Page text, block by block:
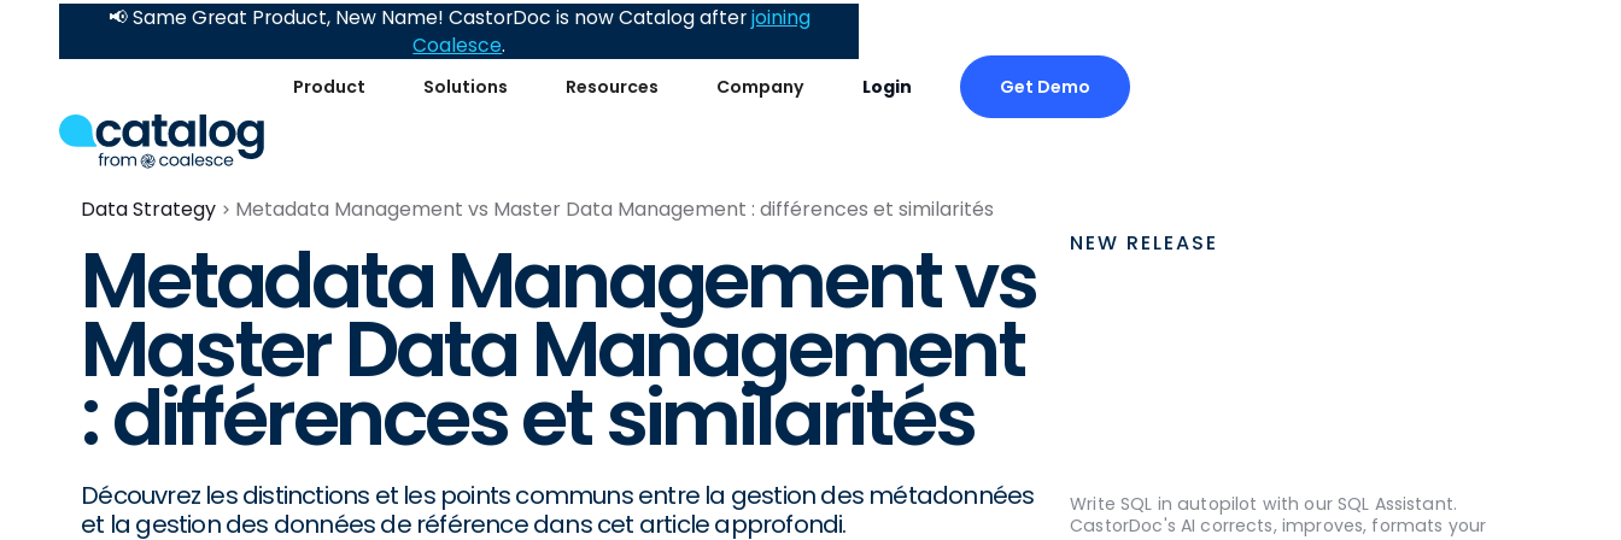
Product Solutions Resources Company Login Get Demo
📢 Same Great Product, New Name! CastorDoc is now Catalog afterjoining
Coalesce.
Data Strategy Metadata Management vs Master Data Management : différences et similarités
Metadata Management vs
Master Data Management
: différences et similarités
Découvrez les distinctions et les points communs entre la gestion des métadonnées
et la gestion des données de référence dans cet article approfondi.
NEW RELEASE
Write SQL in autopilot with our SQL Assistant.
CastorDoc's AI corrects, improves, formats your